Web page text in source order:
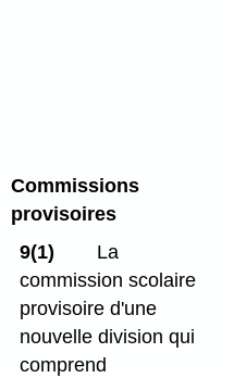
Commissions
provisoires
9(1)
La
commission scolaire
provisoire d'une
nouvelle division qui
comprend